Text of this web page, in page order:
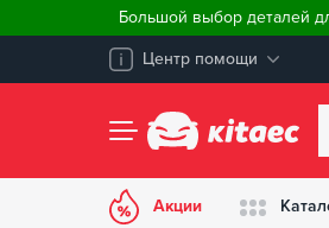
Большой выбор деталей
Центр помощи
Акции